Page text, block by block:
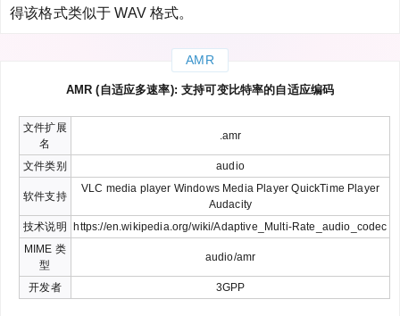
得该格式类似于 WAV 格式。
AMR
AMR (自适应多速率): 支持可变比特率的自适应编码
文件扩展
名
.amr
文件类别 audio
软件支持
VLC media player Windows Media Player QuickTime Player
Audacity
技术说明 https://en.wikipedia.org/wiki/Adaptive_Multi-Rate_audio_codec
MIME 类
型
audio/amr
开发者 3GPP